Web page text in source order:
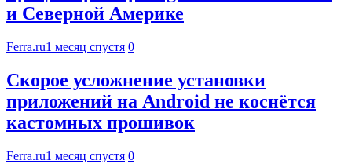
и Северной Америке
Ferra.ru1 месяц спустя 0
Скорое усложнение установки
приложений на Android не коснётся
кастомных прошивок
Ferra.ru1 месяц спустя 0